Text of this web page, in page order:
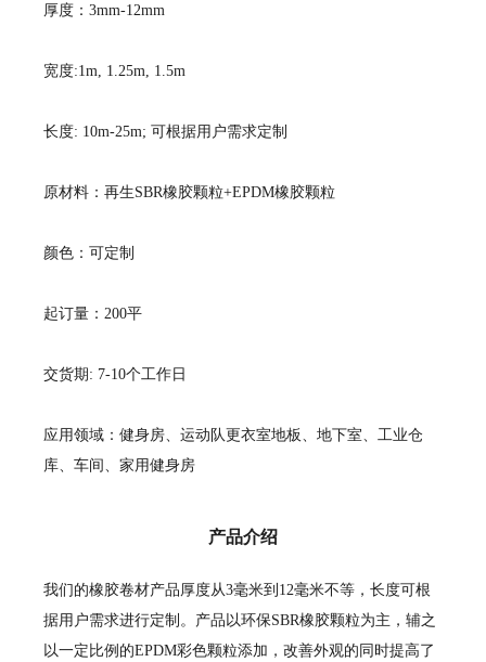
厚度：3mm-12mm
宽度:1m, 1.25m, 1.5m
长度: 10m-25m; 可根据用户需求定制
原材料：再生SBR橡胶颗粒+EPDM橡胶颗粒
颜色：可定制
起订量：200平
交货期: 7-10个工作日
应用领域：健身房、运动队更衣室地板、地下室、工业仓
库、车间、家用健身房
产品介绍
我们的橡胶卷材产品厚度从3毫米到12毫米不等，长度可根
据用户需求进行定制。产品以环保SBR橡胶颗粒为主，辅之
以一定比例的EPDM彩色颗粒添加，改善外观的同时提高了